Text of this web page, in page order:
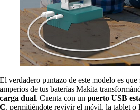
El verdadero puntazo de este modelo es que
amperios de tus baterías Makita
carga dual. Cuenta con un puerto USB
C, permitiéndote revivir el móvil, la tablet o